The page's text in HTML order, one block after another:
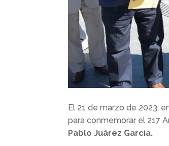
El 21 de marzo de 2023,
para conmemorar el 217
Pablo Juárez García.